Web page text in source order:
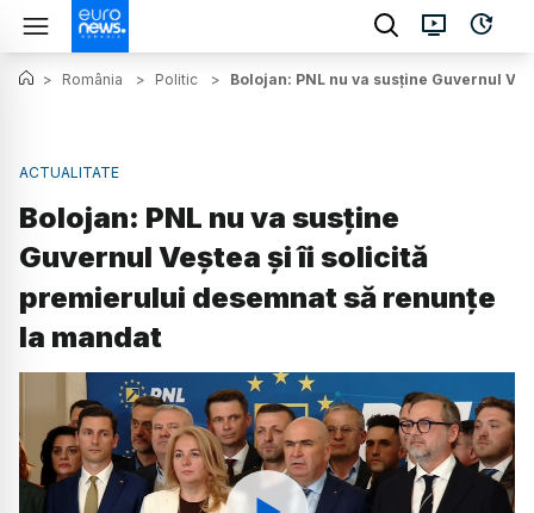
> România > Politic > Bolojan: PNL nu va susține Guvernul
ACTUALITATE
Bolojan: PNL nu va susține
Guvernul Veștea și îi solicită
premierului desemnat să renunțe
la mandat